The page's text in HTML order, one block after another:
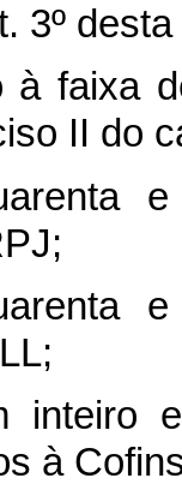
3º
à faixa
II do
inteiro
à